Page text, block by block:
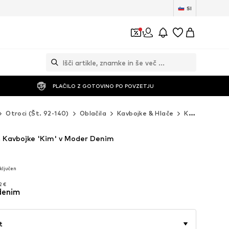
SI
1
PLAČILO Z GOTOVINO PO POVZETJU
Otroci (Št. 92-140) Oblačila Kavbojke & Hlače Kavbojke
€
€
Kavbojke 'Kim' v Moder Denim